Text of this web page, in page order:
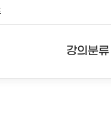
강의분류